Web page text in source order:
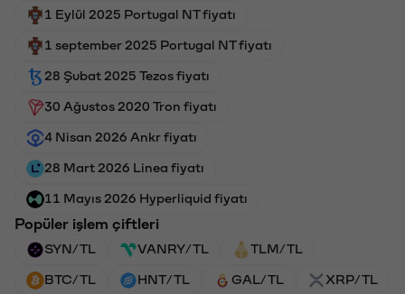
1 Eylül 2025 Portugal NT fiyatı
1 september 2025 Portugal NT fiyatı
28 Şubat 2025 Tezos fiyatı
30 Ağustos 2020 Tron fiyatı
4 Nisan 2026 Ankr fiyatı
28 Mart 2026 Linea fiyatı
11 Mayıs 2026 Hyperliquid fiyatı
Popüler işlem çiftleri
SYN/TL VANRY/TL TLM/TL
BTC/TL HNT/TL GAL/TL XRP/TL